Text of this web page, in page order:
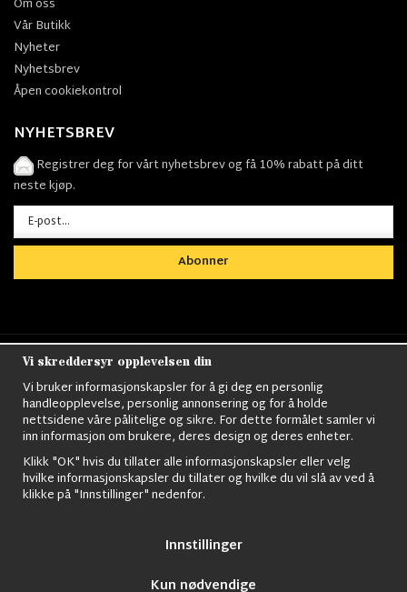
Om oss
Vår Butikk
Nyheter
Nyhetsbrev
Åpen cookiekontrol
NYHETSBREV
Registrer deg for vårt nyhetsbrev og få 10% rabatt på ditt
neste kjøp.
Abonner
Nordens största utbud av
kläder,Militärtöverskott, Militärutrustning, Ordningsvakt
utrustning,väktarkläder,Militärbyxor,Militärjackor,M65
Jackor,Bomberjackor,Militärkängor,Militära Ryggsäckar,Vintage Army
kläder,Sjömanskläder,Paracord,Gasmask,Ghillie
Militärknivar Knivhandskar Natotröjor
Vi skreddersyr opplevelsen din
Vi bruker informasjonskapsler for å gi deg en personlig
handleopplevelse, personlig annonsering og for å holde
nettsidene våre pålitelige og sikre. For dette formålet samler vi
inn informasjon om brukere, deres design og deres enheter.
Klikk "OK" hvis du tillater alle informasjonskapsler eller velg
hvilke informasjonskapsler du tillater og hvilke du vil slå av ved å
klikke på "Innstillinger" nedenfor.
Innstillinger
Kun nødvendige